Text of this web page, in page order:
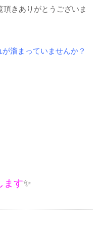
きありがとうございま
溜まっていませんか？
ます✨